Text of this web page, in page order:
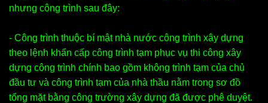
nhưng công trình sau đây:
- Công trình thuộc bí mật nhà nước công trình xây dựng
theo lệnh khẩn cấp công trình tạm phục vụ thi công xây
dựng công trình chính bao gồm không trình tạm của chủ
đầu tư và công trình tạm của nhà thầu nằm trong sơ đồ
tổng mặt bằng công trường xây dựng đã được phê duyệt.